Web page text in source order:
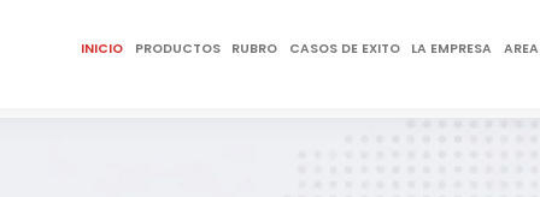
INICIO PRODUCTOS RUBRO CASOS DE EXITO LA EMPRESA